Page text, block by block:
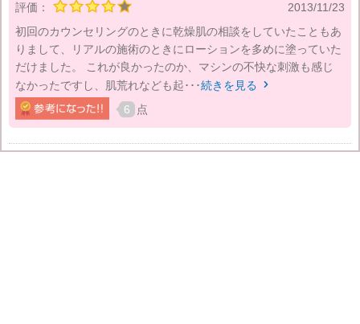
評価：
2013/11/23
初回のカウンセリングのときに乾燥肌の相談をしていたこともあ
りまして、リアルの施術のときにローションを多めに塗っていた
だけました。 これが良かったのか、マシンの不快な刺激も感じ
なかったですし、肌荒れなども起･･･続きを見る 
6 点